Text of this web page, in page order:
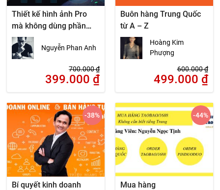
Thiết kế hình ảnh Pro
mà không dùng phần
mềm
Nguyễn Phan Anh
700.000₫
399.000 ₫
Buôn hàng Trung Quốc
từ A – Z
Hoàng Kim
Phượng
600.000₫
499.000 ₫
Bí quyết kinh doanh
-38%
Mua hàng
-44%